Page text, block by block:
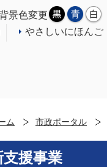
景色変更
やさしいにほんご
ム 市政ポータル
援事業